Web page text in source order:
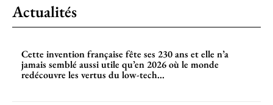
Actualités
Cette invention française fête ses 230 ans et elle n’a
jamais semblé aussi utile qu’en 2026 où le monde
redécouvre les vertus du low-tech...